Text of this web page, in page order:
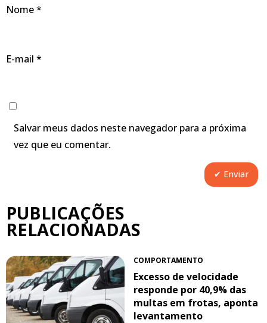
Nome*
E-mail *
Salvar meus dados neste navegador para a próxima
vez que eu comentar.
PUBLICAÇÕES
RELACIONADAS
COMPORTAMENTO
Excesso de velocidade
responde por 40,9% das
multas em frotas, aponta
levantamento